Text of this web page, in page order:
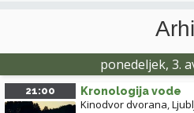
ponedeljek, 3.
21:00 Kronologija vode
Kinodvor dvorana,